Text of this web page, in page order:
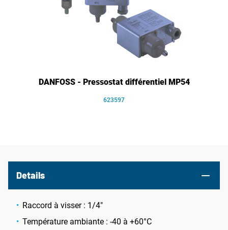
DANFOSS - Pressostat différentiel MP54
623597
Details
Raccord à visser : 1/4"
Température ambiante : -40 à +60°C